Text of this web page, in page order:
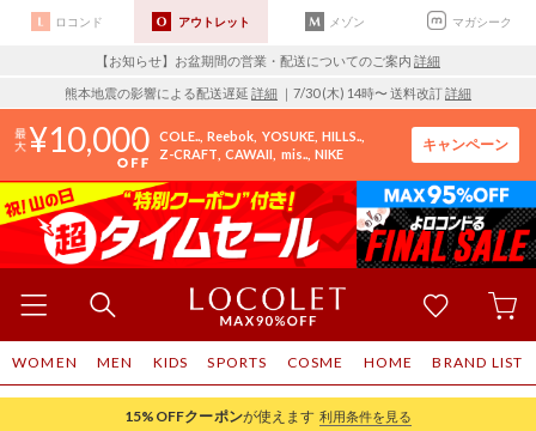
ロコンド アウトレット メゾン マガシーク
【お知らせ】お盆期間の営業・配送についてのご案内 詳細
熊本地震の影響による配送遅延 詳細 ｜7/30 (木) 14時〜 送料改訂詳細
10,000 COLE.. Reebok YOSUKE HILLS..
Z-CRAFT CAWAII mis.. NIKE
キャンペーン
WOMEN MEN KIDS SPORTS COSME HOME BRAND LIST
15%OFFクーポンが使えます 利用条件を見る